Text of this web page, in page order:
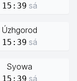
15:39 sá
Úzhgorod
15:39 sá
Syowa
15:39 sá